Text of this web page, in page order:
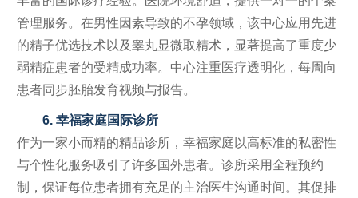
管理服务。在男性因素导致的不孕领域，该中心应用先进
的精子优选技术以及睾丸显微取精术，显著提高了重度少
弱精症患者的受精成功率。中心注重医疗透明化，每周向
患者同步胚胎发育视频与报告。
6. 幸福家庭国际诊所
作为一家小而精的精品诊所，幸福家庭以高标准的私密性
与个性化服务吸引了许多国外患者。诊所采用全程预约
制，保证每位患者拥有充足的主治医生沟通时间。其促排